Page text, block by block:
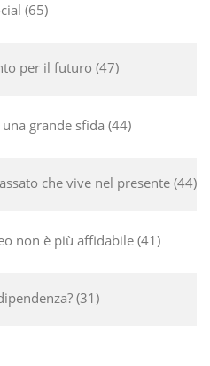
65
per il futuro 47
grande sfida 44
che vive nel presente 44
non è più affidabile 41
31